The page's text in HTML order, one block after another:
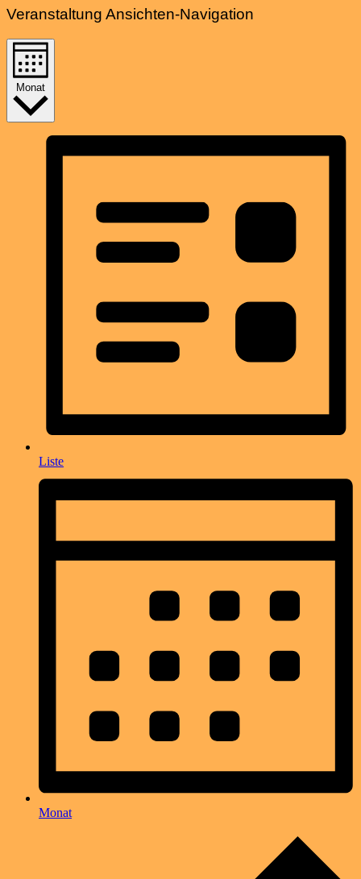
Veranstaltung Ansichten-Navigation
Monat
Liste
Monat